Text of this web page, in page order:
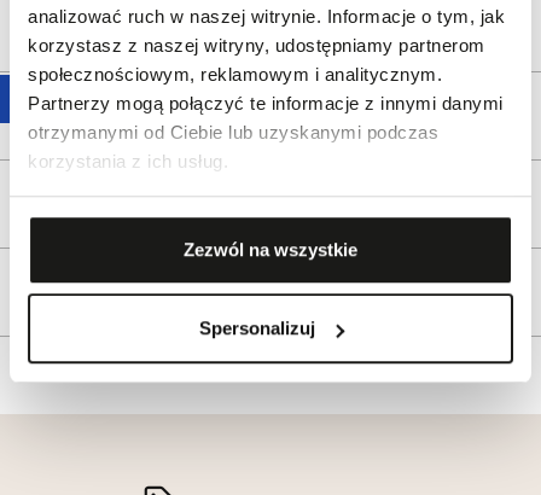
analizować ruch w naszej witrynie. Informacje o tym, jak
korzystasz z naszej witryny, udostępniamy partnerom
społecznościowym, reklamowym i analitycznym.
Partnerzy mogą połączyć te informacje z innymi danymi
otrzymanymi od Ciebie lub uzyskanymi podczas
korzystania z ich usług.
Zezwól na wszystkie
Spersonalizuj
Opis produktu
Wysyłka
Reklamacje i zwroty
Tagi